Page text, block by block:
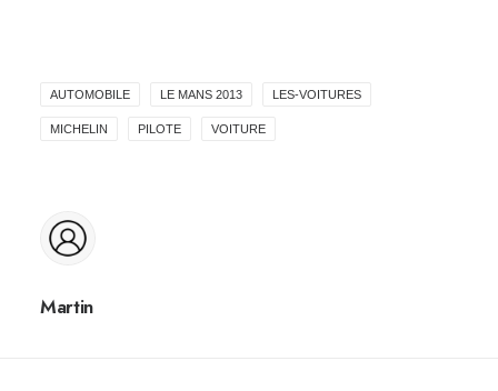
AUTOMOBILE LE MANS 2013 LES-VOITURES
MICHELIN PILOTE VOITURE
Martin